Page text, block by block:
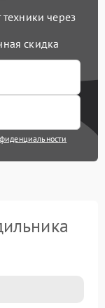
через
скидка